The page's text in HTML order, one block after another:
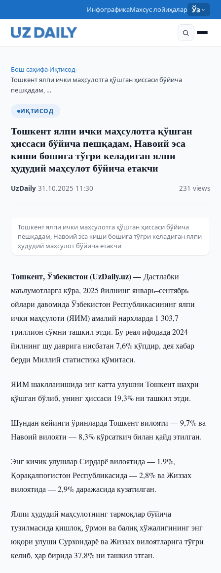
ИнфографикаМахсус лойиҳалар Ўз
Бош саҳифа›Иқтисод›
Тошкент ялпи ички маҳсулотга қўшган ҳиссаси бўйича
пешқадам, …
ИҚТИСОД
Тошкент ялпи ички маҳсулотга қўшган
ҳиссаси бўйича пешқадам, Навоий эса
киши бошига тўғри келадиган ялпи
ҳудудий маҳсулот бўйича етакчи
UzDaily ·31.10.2025 11:30 231 views
Тошкент ялпи ички маҳсулотга қўшган ҳиссаси бўйича
пешқадам, Навоий эса киши бошига тўғри келадиган ялпи
ҳудудий маҳсулот бўйича етакчи
Тошкент, Ўзбекистон (UzDaily.uz) —Дастлабки
маълумотларга кўра, 2025 йилнинг январь–сентябрь
ойлари давомида Ўзбекистон Республикасининг ялпи
ички маҳсулоти (ЯИМ) амалий нархларда 1 303,7
триллион сўмни ташкил этди. Бу реал ифодада 2024
йилнинг шу даврига нисбатан 7,6% кўпдир, дея хабар
берди Миллий статистика қўмитаси.
ЯИМ шаклланишида энг катта улушни Тошкент шаҳри
қўшган бўлиб, унинг ҳиссаси 19,3% ни ташкил этди.
Шундан кейинги ўринларда Тошкент вилояти — 9,7% ва
Навоий вилояти — 8,3% кўрсаткич билан қайд этилган.
Энг кичик улушлар Сирдарё вилоятида — 1,9%,
Қорақалпоғистон Республикасида — 2,8% ва Жиззах
вилоятида — 2,9% даражасида кузатилган.
Ялпи ҳудудий маҳсулотнинг тармоқлар бўйича
тузилмасида қишлоқ, ўрмон ва балиқ хўжалигининг энг
юқори улуши Сурхондарё ва Жиззах вилоятларига тўғри
келиб, ҳар бирида 37,8% ни ташкил этган.